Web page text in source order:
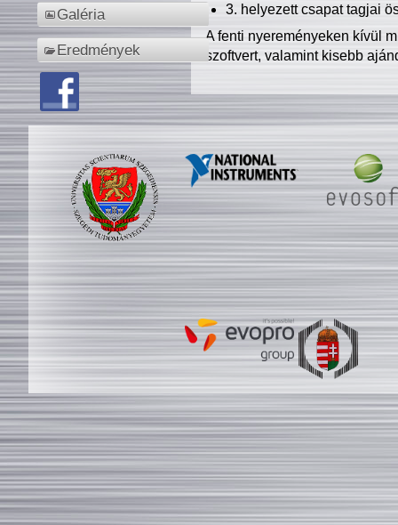
Galéria
Eredmények
3. helyezett csapat tagjai
A fenti nyereményeken kívül
szoftvert, valamint kisebb